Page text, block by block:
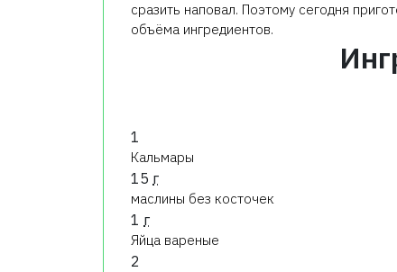
сразить наповал. Поэтому сегодня
объёма ингредиентов.
1
Кальмары
15 г
маслины без косточек
1 г
Яйца вареные
2